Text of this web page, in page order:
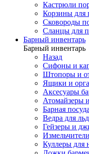
Кастрюли
Корзины для
Сковороды
Сланцы для
Барный инвентарь
Барный инвентарь
Назад
Сифоны и
Штопоры и
Ящики и
Аксесуары
Атомайзеры
Барная посуда
Ведра для
Гейзеры и
Куллеры для